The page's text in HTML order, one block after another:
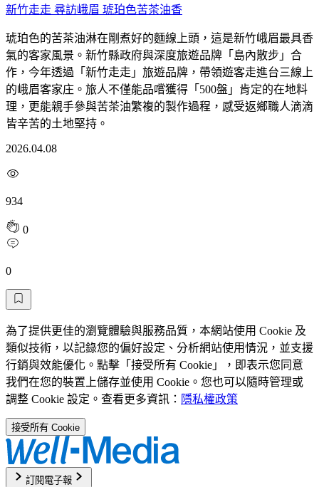
新竹走走 尋訪峨眉 琥珀色苦茶油香
琥珀色的苦茶油淋在剛煮好的麵線上頭，這是新竹峨眉最具香
氣的客家風景。新竹縣政府與深度旅遊品牌「島內散步」合
作，今年透過「新竹走走」旅遊品牌，帶領遊客走進台三線上
的峨眉客家庄。旅人不僅能品嚐獲得「500盤」肯定的在地料
理，更能親手參與苦茶油繁複的製作過程，感受返鄉職人滴滴
皆辛苦的土地堅持。
2026.04.08
934
0
0
為了提供更佳的瀏覽體驗與服務品質，本網站使用 Cookie 及
類似技術，以記錄您的偏好設定、分析網站使用情況，並支援
行銷與效能優化。點擊「接受所有 Cookie」，即表示您同意
我們在您的裝置上儲存並使用 Cookie。您也可以隨時管理或
調整 Cookie 設定。查看更多資訊： 隱私權政策
接受所有 Cookie
訂閱電子報